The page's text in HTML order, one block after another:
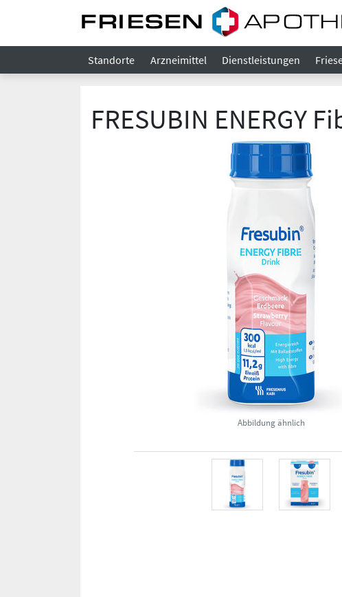
Standorte Arzneimittel Dienstleistungen
FRESUBIN ENERGY
Abbildung ähnlich